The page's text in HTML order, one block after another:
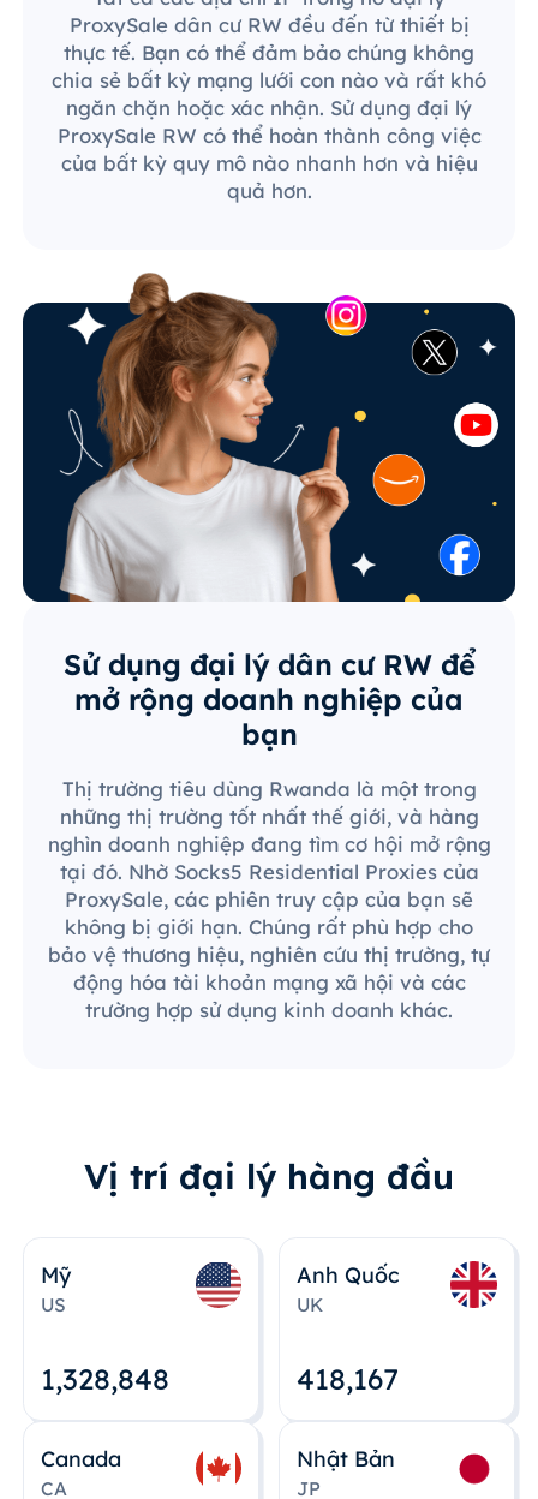
ProxySale dân cư RW đều đến từ thiết bị
thực tế. Bạn có thể đảm bảo chúng không
chia sẻ bất kỳ mạng lưới con nào và rất khó
ngăn chặn hoặc xác nhận. Sử dụng đại lý
ProxySale RW có thể hoàn thành công việc
của bất kỳ quy mô nào nhanh hơn và hiệu
quả hơn.
Sử dụng đại lý dân cư RW để
mở rộng doanh nghiệp của
bạn
Thị trường tiêu dùng Rwanda là một trong
những thị trường tốt nhất thế giới, và hàng
nghìn doanh nghiệp đang tìm cơ hội mở rộng
tại đó. Nhờ Socks5 Residential Proxies của
ProxySale, các phiên truy cập của bạn sẽ
không bị giới hạn. Chúng rất phù hợp cho
bảo vệ thương hiệu, nghiên cứu thị trường, tự
động hóa tài khoản mạng xã hội và các
trường hợp sử dụng kinh doanh khác.
Vị trí đại lý hàng đầu
Mỹ
US
1,328,848
Anh Quốc
UK
418,167
Canada
CA
Nhật Bản
JP